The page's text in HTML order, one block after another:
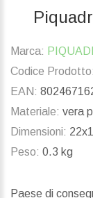
Marca:
Codice Prodotto:
EAN:
Materiale: vera
Dimensioni:
Peso: 0.3 kg
Paese di